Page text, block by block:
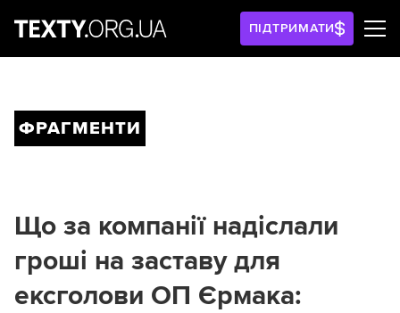
ПІДТРИМАТИ
ФРАГМЕНТИ
Що за компанії надіслали
гроші на заставу для
ексголови ОП Єрмака: